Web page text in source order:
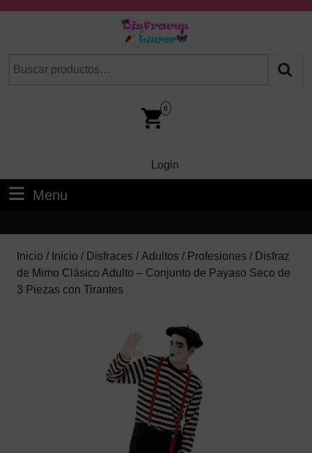
Cuando hay resultados autocompletados, puedes utilizar
0
LoginLogin
Menu
Inicio / Inicio / Disfraces / Adultos / Profesiones / Disfraz
de Mimo Clásico Adulto – Conjunto de Payaso Seco de
3 Piezas con Tirantes